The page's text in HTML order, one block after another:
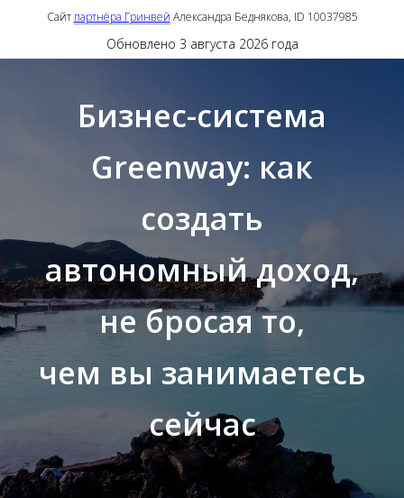
Сайт партнёра Гринвей Александра Беднякова, ID 10037985
Обновлено 3 августа 2026 года
Бизнес-система
Greenway: как
создать
автономный доход,
не бросая то,
чем вы занимаетесь
сейчас